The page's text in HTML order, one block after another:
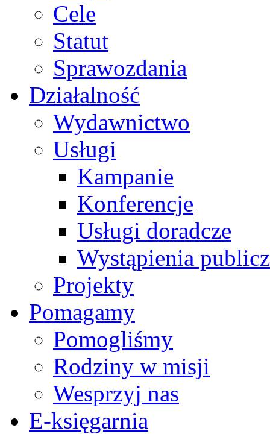
Cele
Statut
Sprawozdania
Działalność
Wydawnictwo
Usługi
Kampanie
Konferencje
Usługi doradcze
Wystąpienia
Projekty
Pomagamy
Pomogliśmy
Rodziny w misji
Wesprzyj nas
E-księgarnia